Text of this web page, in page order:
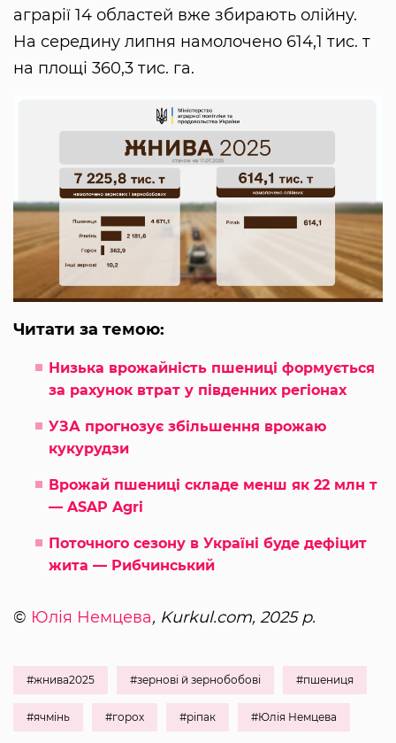
аграрії 14 областей вже збирають олійну.
На середину липня намолочено 614,1 тис. т
на площі 360,3 тис. га.
Читати за темою:
Низька врожайність пшениці формується
за рахунок втрат у південних регіонах
УЗА прогнозує збільшення врожаю
кукурудзи
Врожай пшениці складе менш як 22 млн т
— ASAP Agri
Поточного сезону в Україні буде дефіцит
жита — Рибчинський
© Юлія Немцева, Kurkul.com, 2025 р.
#жнива2025 #зернові й зернобобові #пшениця
#ячмінь #горох #ріпак #Юлія Немцева